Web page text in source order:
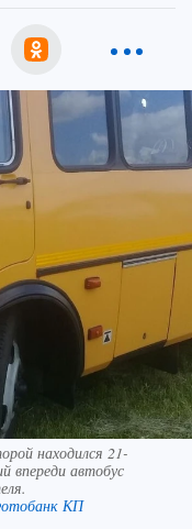
находился 21-
впереди автобус
КП